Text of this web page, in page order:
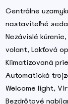
Centrálne
nastaviteľné
Nezávislé
volant, Lakťová
Klimatizovaná
Automatická
Welcome light,
Bezdrôtové